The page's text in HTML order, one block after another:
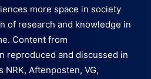
more space in society
of research and knowledge in
Content from
reproduced and discussed in
NRK, Aftenposten, VG,